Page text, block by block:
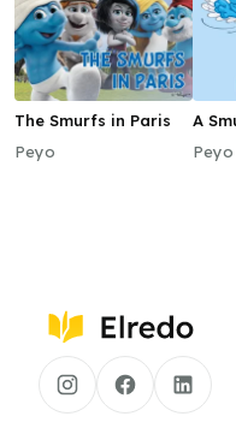
The Smurfs in Paris
Peyo
A
Peyo